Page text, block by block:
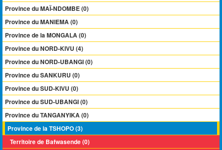
Province du MAÏ-NDOMBE (0)
Province du MANIEMA (0)
Province de la MONGALA (0)
Province du NORD-KIVU (4)
Province du NORD-UBANGI (0)
Province du SANKURU (0)
Province du SUD-KIVU (0)
Province du SUD-UBANGI (0)
Province du TANGANYIKA (0)
Province de la TSHOPO (3)
Territoire de Bafwasende (0)